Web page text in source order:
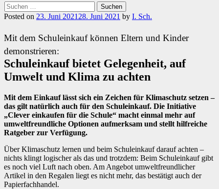
Suchen
nach:
Posted on 23. Juni 2021 28. Juni 2021 by I. Sch.
Mit dem Schuleinkauf können Eltern und Kinder
demonstrieren:
Schuleinkauf bietet Gelegenheit, auf
Umwelt und Klima zu achten
Mit dem Einkauf lässt sich ein Zeichen für Klimaschutz setzen –
das gilt natürlich auch für den Schuleinkauf. Die Initiative
„Clever einkaufen für die Schule“ macht einmal mehr auf
umweltfreundliche Optionen aufmerksam und stellt hilfreiche
Ratgeber zur Verfügung.
Über Klimaschutz lernen und beim Schuleinkauf darauf achten –
nichts klingt logischer als das und trotzdem: Beim Schuleinkauf gibt
es noch viel Luft nach oben. Am Angebot umweltfreundlicher
Artikel in den Regalen liegt es nicht mehr, das bestätigt auch der
Papierfachhandel.